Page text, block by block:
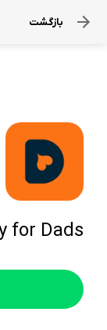
بازگشت
for Dads